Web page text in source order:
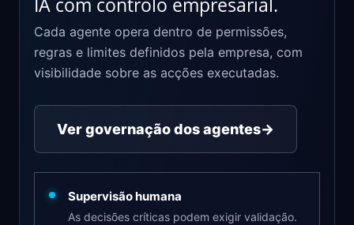
Cada agente opera dentro de permissões,
regras e limites definidos pela empresa, com
visibilidade sobre as acções executadas.
Ver governação dos agentes→
Supervisão humana
As decisões críticas podem exigir validação.